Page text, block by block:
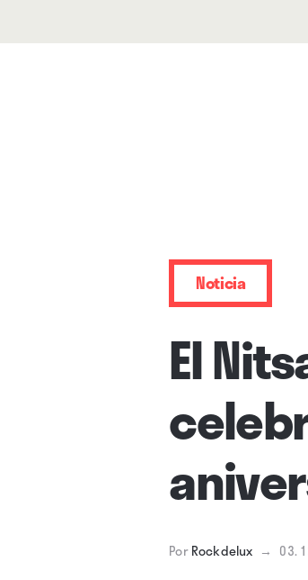
Noticia
El
Por Rockdelux → 03.